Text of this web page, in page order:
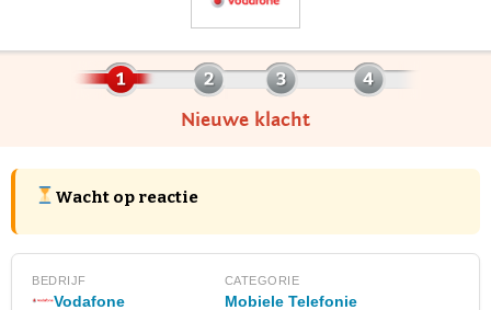
Nieuwe klacht
Wacht op reactie
BEDRIJF
Vodafone
CATEGORIE
Mobiele Telefonie